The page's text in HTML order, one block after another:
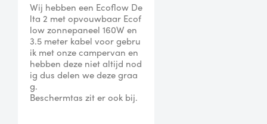
Wij hebben een Ecoflow De
lta 2 met opvouwbaar Ecof
low zonnepaneel 160W en
3.5 meter kabel voor gebru
ik met onze campervan en
hebben deze niet altijd nod
ig dus delen we deze graa
g.
Beschermtas zit er ook bij.